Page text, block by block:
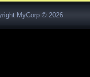
MyCorp © 2026